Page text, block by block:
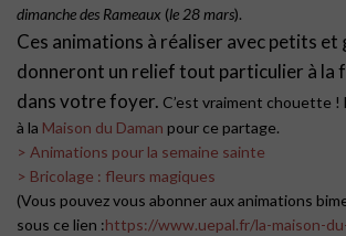
dimanche des Rameaux (le 28 mars).
Ces animations à réaliser avec petits et
donneront un relief tout particulier à la
dans votre foyer. C’est vraiment chouette !
à la Maison du Daman pour ce partage.
> Animations pour la semaine sainte
> Bricolage : fleurs magiques
(Vous pouvez vous abonner aux animations
sous ce lien :https://www.uepal.fr/la-maison-